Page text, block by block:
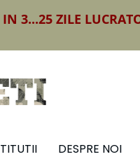
3...25 ZILE
DESPRE NOI